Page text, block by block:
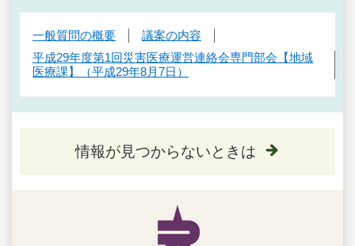
一般質問の概要
議案の内容
平成29年度第1回災害医療運営連絡会専門部会【地域
医療課】（平成29年8月7日）
情報が見つからないときは